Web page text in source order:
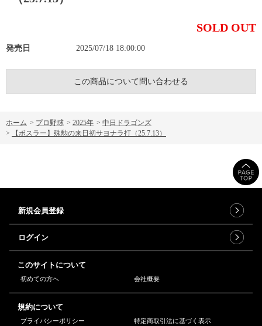
SOLD OUT
発売日 2025/07/18 18:00:00
この商品について問い合わせる
ホーム > プロ野球 > 2025年 > 中日ドラゴンズ
>
【ボスラー】殊勲の来日初サヨナラ打（25.7.13）
新規会員登録
ログイン
このサイトについて
初めての方へ 会社概要
規約について
プライバシーポリシー 特定商取引法に基づく表示